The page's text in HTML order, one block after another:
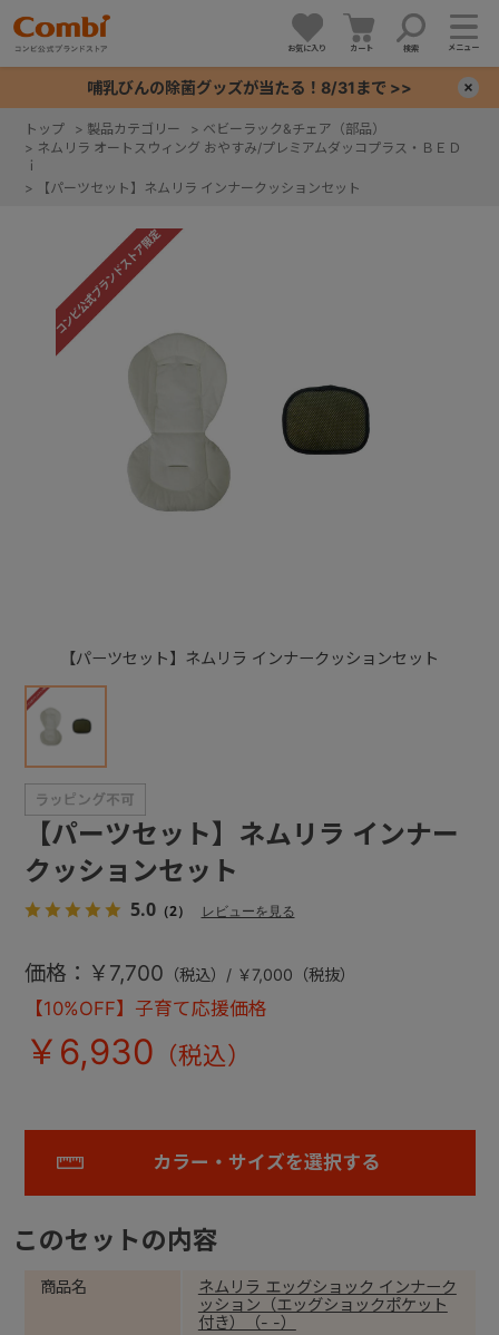
お気に入り カート 検索 メニュー
哺乳びんの除菌グッズが当たる！8/31まで >>
トップ > 製品カテゴリー > ベビーラック&チェア（部品）
> ネムリラ オートスウィング おやすみ/プレミアムダッコプラス・ＢＥＤ
ｉ
>
【パーツセット】ネムリラ インナークッションセット
【パーツセット】ネムリラ インナークッションセット
【パーツセット】ネムリラ インナー
クッションセット
5.0（2） レビューを見る
【10%OFF】子育て応援価格
￥6,930
価格：￥7,700 （税込）/ ￥7,000（税抜）
カラー・サイズを選択する
このセットの内容
商品名
ネムリラ エッグショック インナーク
ッション（エッグショックポケット
付き）（- -）